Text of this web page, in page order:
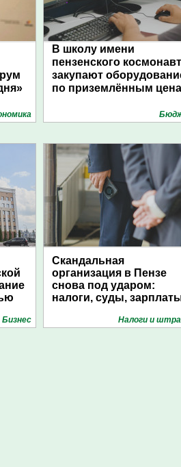
В школу имени
пензенского
закупают
по приземлённым
Бизнес
Скандальная
организация в Пензе
снова под ударом:
налоги, суды,
Налоги и